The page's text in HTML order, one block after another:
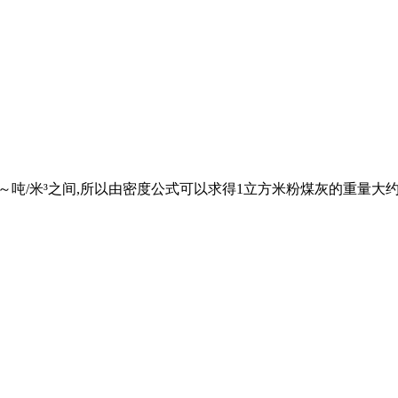
/米³之间,所以由密度公式可以求得1立方米粉煤灰的重量大